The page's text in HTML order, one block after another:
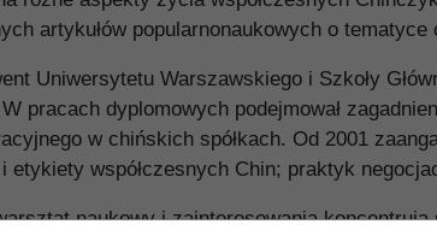
artykułów popularnonaukowych o tematyce
Uniwersytetu Warszawskiego i Szkoły
pracach dyplomowych podejmował
w chińskich spółkach. Od 2001
współczesnych Chin; praktyk
naukowy i zainteresowania